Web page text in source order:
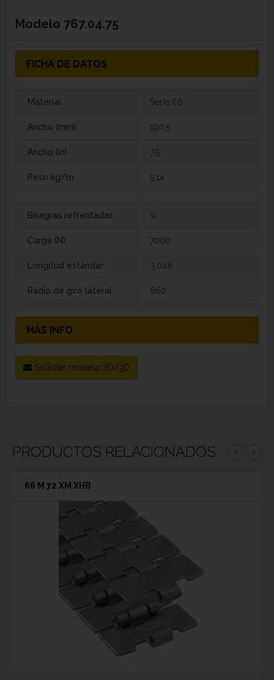
Modelo 767.04.75
FICHA DE DATOS
Material Serie 66
Ancho (mm) 190,5
Ancho (in) 7,5
Peso kg/m 5,14
Bisagras refrentadas si
Carga (N) 7000
Longitud estándar 3,048
Radio de giro lateral 860
MÁS INFO
Solicitar modelo 2D/3D
PRODUCTOS RELACIONADOS ‹ ›
66 M 72 XM XHB